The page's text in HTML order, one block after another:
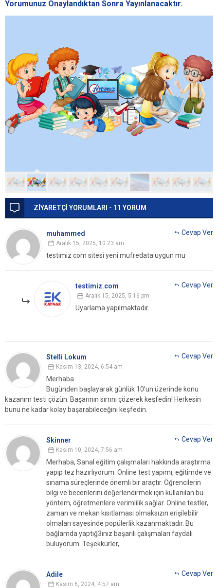
Yorumunuz Onaylandıktan Sonra Yayınlanacaktır.
ZİYARETÇİ YORUMLARI - 11 YORUM
muhammed
Aralık 15, 2025, 10:23 am
testimiz com sitesi yeni mufredata uygun mu
Cevap Ver
testimiz.com
Aralık 15, 2025, 5:16 pm
Uyarlama yapılmaktadır.
Cevap Ver
Stelli Lokum
Kasım 13, 2024, 6:54 am
Merhaba
Bugünden başlayarak günlük 10’un üzerinde konu
kazanım testi çözün. Başarının sırrını çözerek keşfedin! Herkesin
bunu ne kadar kolay başarabileceğini keşfedin.
Cevap Ver
Skinner
Kasım 10, 2024, 7:56 am
Merhaba, Sanal eğitim çalışmaları hakkında araştırma
yapıp tez hazırlıyorum. Online test yapımı, eğitimde ve
sınama süreçlerinde önemli bir araçtır. Öğrencilerin
bilgi ve becerilerini değerlendirmek için kullanılan bu
yöntem, öğretmenlere verimlilik sağlar. Online testler,
zaman ve mekan kısıtlaması olmaksızın erişilebilir
olmaları sayesinde popülerlik kazanmaktadır. Bu
bağlamda yaptığ3ınız başarılı çalışmaları faydalı
buluyorum. Teşekkürler,
Cevap Ver
Adile
Kasım 6, 2024, 4:57 am
Cevap Ver